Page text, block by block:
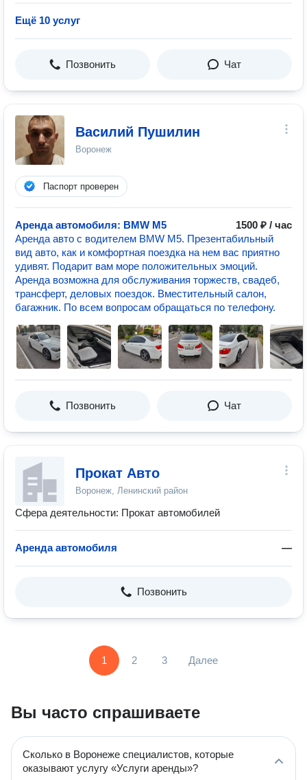
Ещё 10 услуг
Позвонить Чат
Василий Пушилин
Воронеж
Паспорт проверен
Аренда автомобиля: BMW М5
1500 ₽ / час
Аренда авто с водителем BMW M5. Презентабильный
вид авто, как и комфортная поездка на нем вас приятно
удивят. Подарит вам море положительных эмоций.
Аренда возможна для обслуживания торжеств, свадеб,
трансферт, деловых поездок. Вместительный салон,
багажник. По всем вопросам обращаться по телефону.
Позвонить Чат
Прокат Авто
Воронеж, Ленинский район
Сфера деятельности: Прокат автомобилей
Аренда автомобиля —
Позвонить
1 2 3 Далее
Вы часто спрашиваете
Сколько в Воронеже специалистов, которые
оказывают услугу «Услуги аренды»?